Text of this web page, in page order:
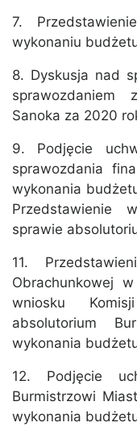
7.
wykonaniu
8. Dyskusja nad
sprawozdaniem
Sanoka za 2020
9. Podjęcie
sprawozdania
wykonania
Przedstawienie
sprawie
11.
Obrachunkowej
wniosku
absolutorium
wykonania
12. Podjęcie
Burmistrzowi
wykonania